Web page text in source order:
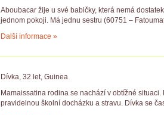
Aboubacar žije u své babičky, která nemá
jednom pokoji. Má jednu sestru (60751 –
Další informace »
Dívka, 32 let, Guinea
Mamaissatina rodina se nachází v obtížné
pravidelnou školní docházku a stravu. Dívka se